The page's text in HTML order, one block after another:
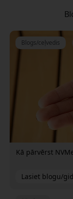
Blogs/ceļvedis
Kā pārvērst
Lasiet blogu/